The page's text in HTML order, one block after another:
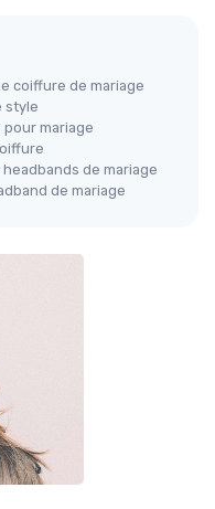
coiffure de mariage
style
mariage
de mariage
de mariage